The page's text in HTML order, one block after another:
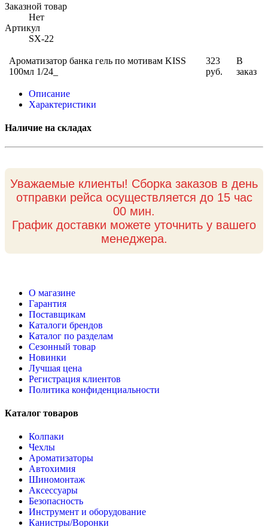
Заказной товар
Нет
Артикул
SX-22
Ароматизатор банка гель по мотивам KISS
100мл 1/24_
323
руб.
В
заказ
Описание
Характеристики
Наличие на складах
Уважаемые клиенты! Сборка заказов в день
отправки рейса осуществляется до 15 час
00 мин.
График доставки можете уточнить у вашего
менеджера.
О магазине
Гарантия
Поставщикам
Каталоги брендов
Каталог по разделам
Сезонный товар
Новинки
Лучшая цена
Регистрация клиентов
Политика конфиденциальности
Каталог товаров
Колпаки
Чехлы
Ароматизаторы
Автохимия
Шиномонтаж
Аксессуары
Безопасность
Инструмент и оборудование
Канистры/Воронки